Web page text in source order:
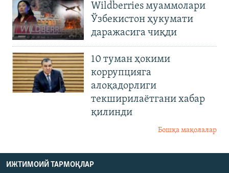
Wildberries муаммолари
Ўзбекистон ҳукумати
даражасига чиқди
10 туман ҳокими
коррупцияга
алоқадорлиги
текширилаётгани хабар
қилинди
Бошқа мақолалар
ИЖТИМОИЙ ТАРМОҚЛАР